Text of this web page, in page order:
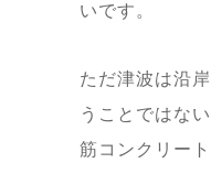
いです。
ただ津波は沿
うことではな
筋コンクリー